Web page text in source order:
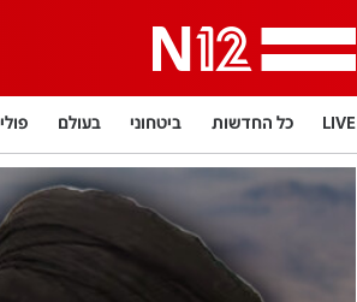
LIVE כל החדשות ביטחוני בעולם
תרבות LifeStyle בארץ פלילי
בריאות